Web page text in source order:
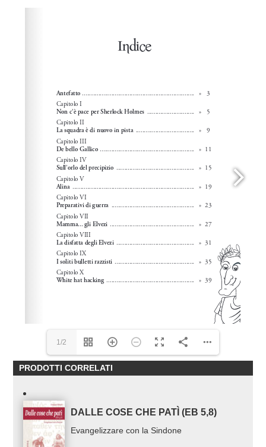
1/2
PRODOTTI CORRELATI
DALLE COSE CHE PATÌ (EB 5,8)
Evangelizzare con la Sindone